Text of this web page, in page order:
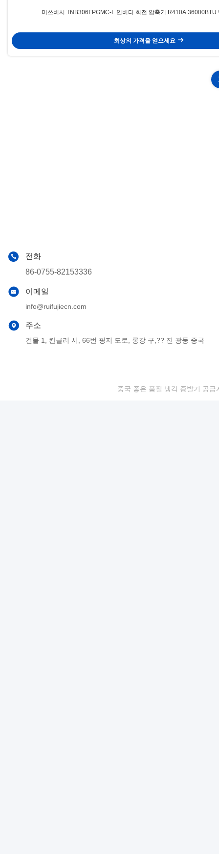
미쓰비시 TNB306FPGMC-L 인버터 회전 압축기 R410A 36000BTU
최상의 가격을 얻으세요
전화
86-0755-82153336
이메일
info@ruifujiecn.com
주소
건물 1, 칸글리 시, 66번 핑지 도로, 롱강 구,?? 진 광둥 중국
중국 좋은 품질 냉각 증발기 공